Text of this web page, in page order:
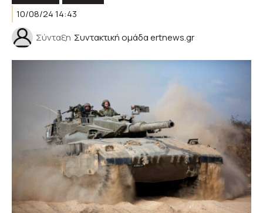
10/08/24 14:43
Σύνταξη Συντακτική ομάδα ertnews.gr